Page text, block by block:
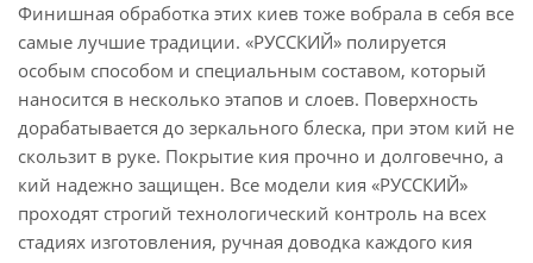
Финишная обработка этих киев тоже вобрала в себя все
самые лучшие традиции. «РУССКИЙ» полируется
особым способом и специальным составом, который
наносится в несколько этапов и слоев. Поверхность
дорабатывается до зеркального блеска, при этом кий не
скользит в руке. Покрытие кия прочно и долговечно, а
кий надежно защищен. Все модели кия «РУССКИЙ»
проходят строгий технологический контроль на всех
стадиях изготовления, ручная доводка каждого кия